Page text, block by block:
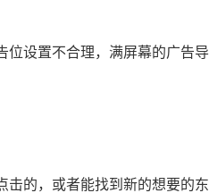
设置不合理，满屏幕的广告
击的，或者能找到新的想要的东